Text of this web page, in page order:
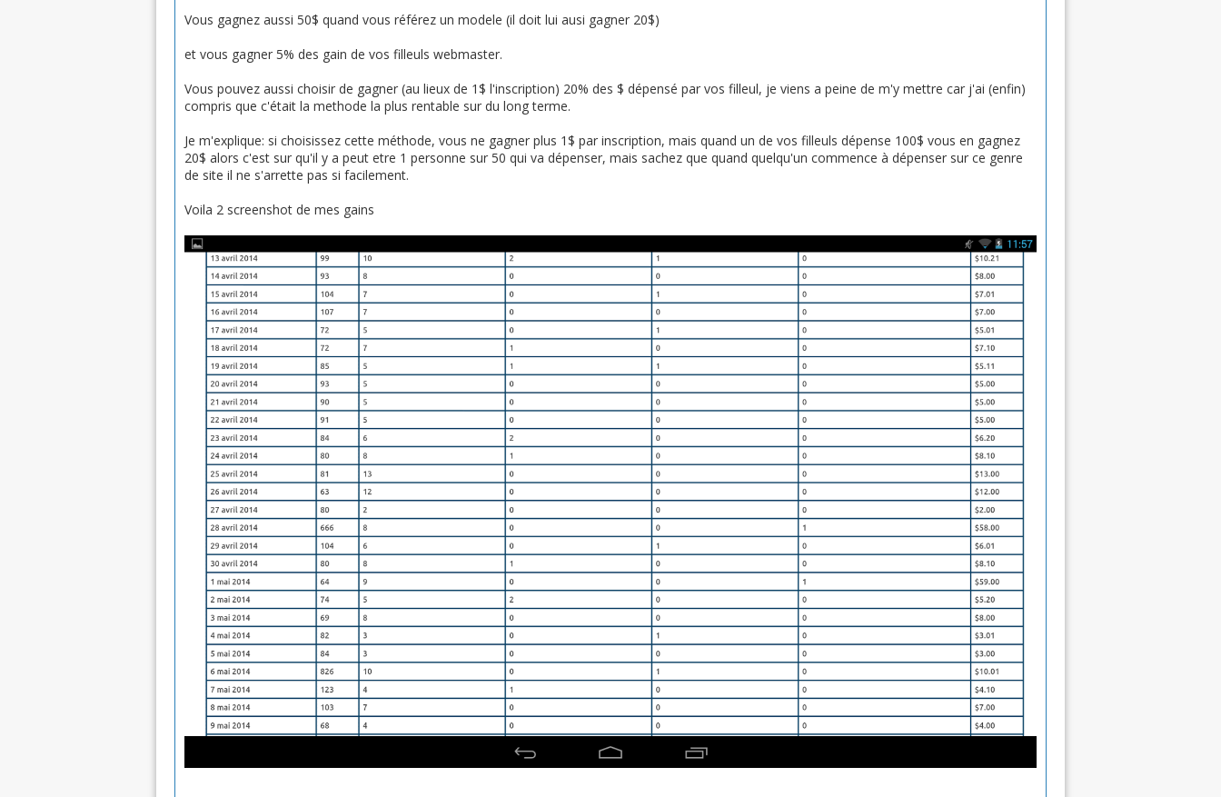
Vous gagnez aussi 50$ quand vous référez un modele (il doit lui ausi gagner 20$)
et vous gagner 5% des gain de vos filleuls webmaster.
Vous pouvez aussi choisir de gagner (au lieux de 1$ l'inscription) 20% des $ dépensé par vos filleul, je viens a peine de m'y mettre car j'ai (enfin)
compris que c'était la methode la plus rentable sur du long terme.
Je m'explique: si choisissez cette méthode, vous ne gagner plus 1$ par inscription, mais quand un de vos filleuls dépense 100$ vous en gagnez
20$ alors c'est sur qu'il y a peut etre 1 personne sur 50 qui va dépenser, mais sachez que quand quelqu'un commence à dépenser sur ce genre
de site il ne s'arrette pas si facilement.
Voila 2 screenshot de mes gains